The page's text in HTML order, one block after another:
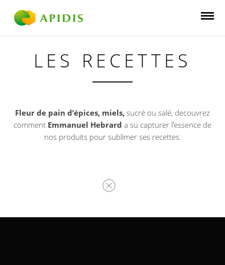
LES RECETTES
Fleur de pain d’épices, miels, sucré ou salé, decouvrez
comment Emmanuel Hebrard a su capturer l’essence de
nos produits pour sublimer ses recettes.